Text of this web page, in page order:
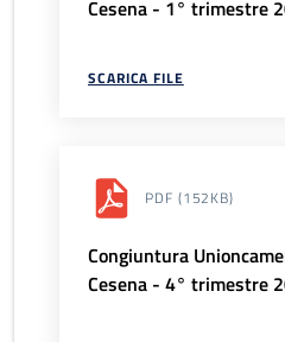
Cesena - 1° trimestre
SCARICA FILE
PDF (152KB)
Congiuntura
Cesena - 4° trimestre